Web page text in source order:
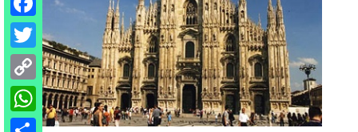
Facebook
Twitter
Copy
Link
WhatsApp